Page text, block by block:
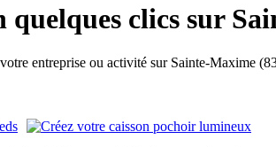
quelques clics sur
entreprise ou activité sur Sainte-Maxime